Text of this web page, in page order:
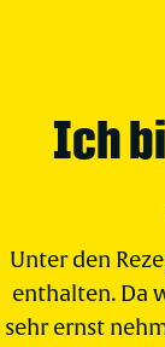
Ich
Unter den
enthalten. Da
sehr ernst